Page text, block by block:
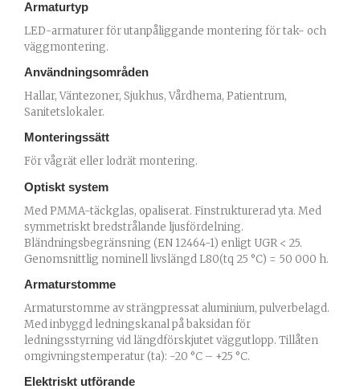
Armaturtyp
LED-armaturer för utanpåliggande montering för tak- och
väggmontering.
Användningsområden
Hallar, Väntezoner, Sjukhus, Vårdhema, Patientrum,
Sanitetslokaler.
Monteringssätt
För vågrät eller lodrät montering.
Optiskt system
Med PMMA-täckglas, opaliserat. Finstrukturerad yta. Med
symmetriskt bredstrålande ljusfördelning.
Bländningsbegränsning (EN 12464-1) enligt UGR < 25.
Genomsnittlig nominell livslängd L80(tq 25 °C) = 50 000 h.
Armaturstomme
Armaturstomme av strängpressat aluminium, pulverbelagd.
Med inbyggd ledningskanal på baksidan för
ledningsstyrning vid längdförskjutet väggutlopp. Tillåten
omgivningstemperatur (ta): -20 °C – +25 °C.
Elektriskt utförande